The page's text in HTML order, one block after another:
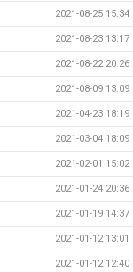
2021-08-25 15:34
2021-08-23 13:17
2021-08-22 20:26
2021-08-09 13:09
2021-04-23 18:19
2021-03-04 18:09
2021-02-01 15:02
2021-01-24 20:36
2021-01-19 14:37
2021-01-12 13:01
2021-01-12 12:40